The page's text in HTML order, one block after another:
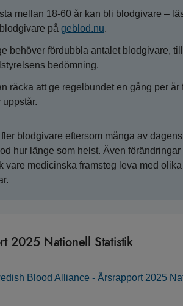
mellan 18-60 år kan bli blodgivare –
på geblod.nu.
behöver fördubbla antalet blodgivare,
bedömning.
räcka att ge regelbundet en gång per
uppstår.
fler blodgivare eftersom många av
hur länge som helst. Även
vare medicinska framsteg leva med
2025 Nationell Statistik
Blood Alliance - Årsrapport 2025